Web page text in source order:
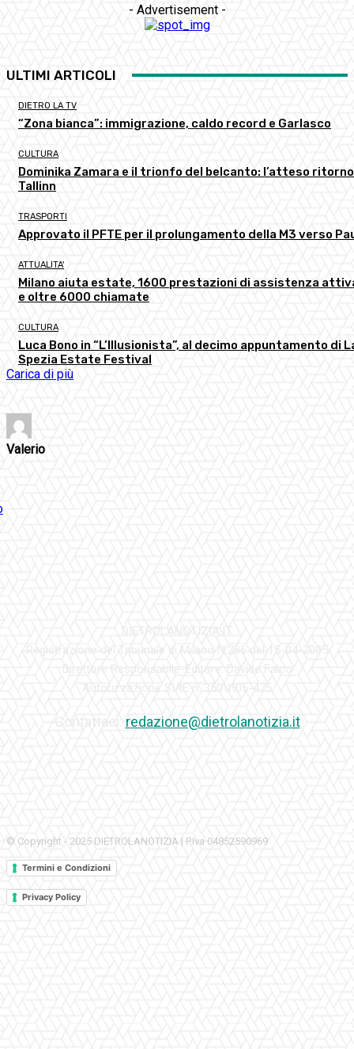
- Advertisement -
ULTIMI ARTICOLI
DIETRO LA TV
“Zona bianca”: immigrazione, caldo record e Garlasco
CULTURA
Dominika Zamara e il trionfo del belcanto: l’atteso
Tallinn
TRASPORTI
Approvato il PFTE per il prolungamento della M3 verso
ATTUALITA'
Milano aiuta estate, 1600 prestazioni di assistenza
e oltre 6000 chiamate
CULTURA
Luca Bono in “L’Illusionista”, al decimo appuntamento di
Spezia Estate Festival
Carica di più
Valerio
redazione@dietrolanotizia.it
© Copyright - 2025 DIETROLANOTIZIA | P.Iva 04852590969
Termini e Condizioni
Privacy Policy